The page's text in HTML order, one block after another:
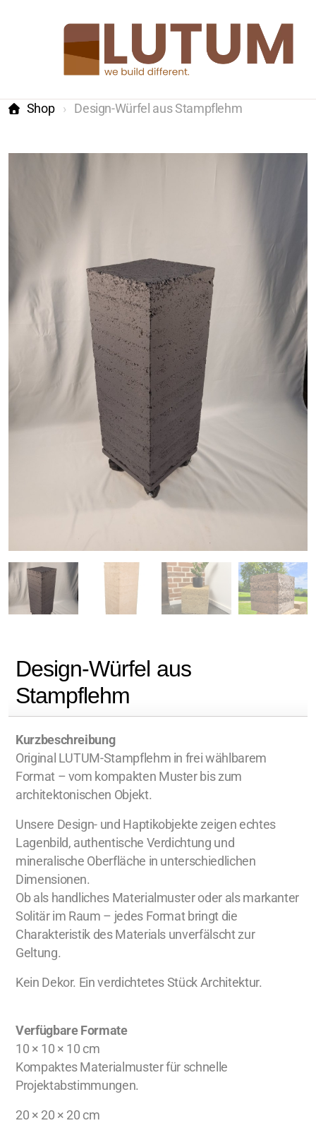
Shop Design-Würfel aus Stampflehm
Design-Würfel aus
Stampflehm
Kurzbeschreibung
Original LUTUM-Stampflehm in frei wählbarem
Format – vom kompakten Muster bis zum
architektonischen Objekt.
Unsere Design- und Haptikobjekte zeigen echtes
Lagenbild, authentische Verdichtung und
mineralische Oberfläche in unterschiedlichen
Dimensionen.
Ob als handliches Materialmuster oder als markanter
Solitär im Raum – jedes Format bringt die
Charakteristik des Materials unverfälscht zur
Geltung.
Kein Dekor. Ein verdichtetes Stück Architektur.
Verfügbare Formate
10 × 10 × 10 cm
Kompaktes Materialmuster für schnelle
Projektabstimmungen.
20 × 20 × 20 cm